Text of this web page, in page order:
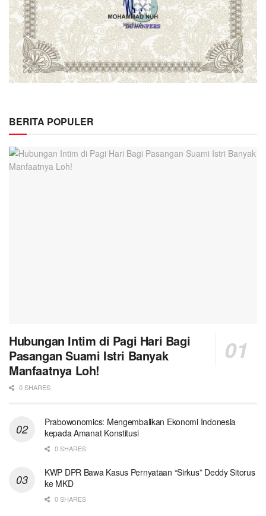
BERITA POPULER
Hubungan Intim di Pagi Hari Bagi
Pasangan Suami Istri Banyak
Manfaatnya Loh!
0 SHARES
Prabowonomics: Mengembalikan Ekonomi Indonesia
kepada Amanat Konstitusi
0 SHARES
KWP DPR Bawa Kasus Pernyataan “Sirkus” Deddy Sitorus
ke MKD
0 SHARES